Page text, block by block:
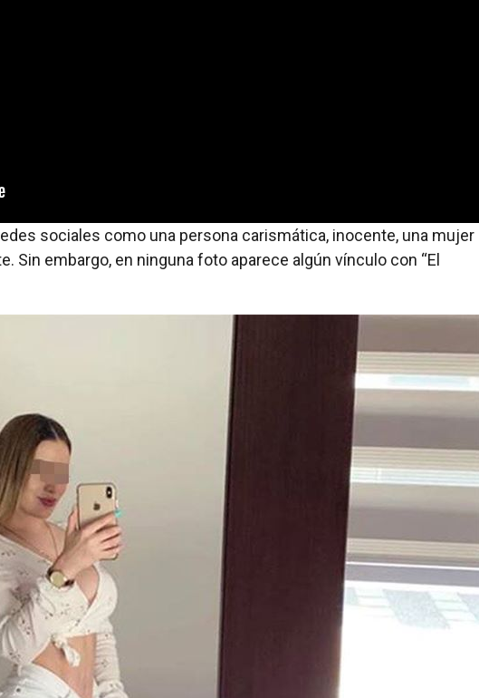
sociales como una persona carismática, inocente, una mujer
Sin embargo, en ninguna foto aparece algún vínculo con “El